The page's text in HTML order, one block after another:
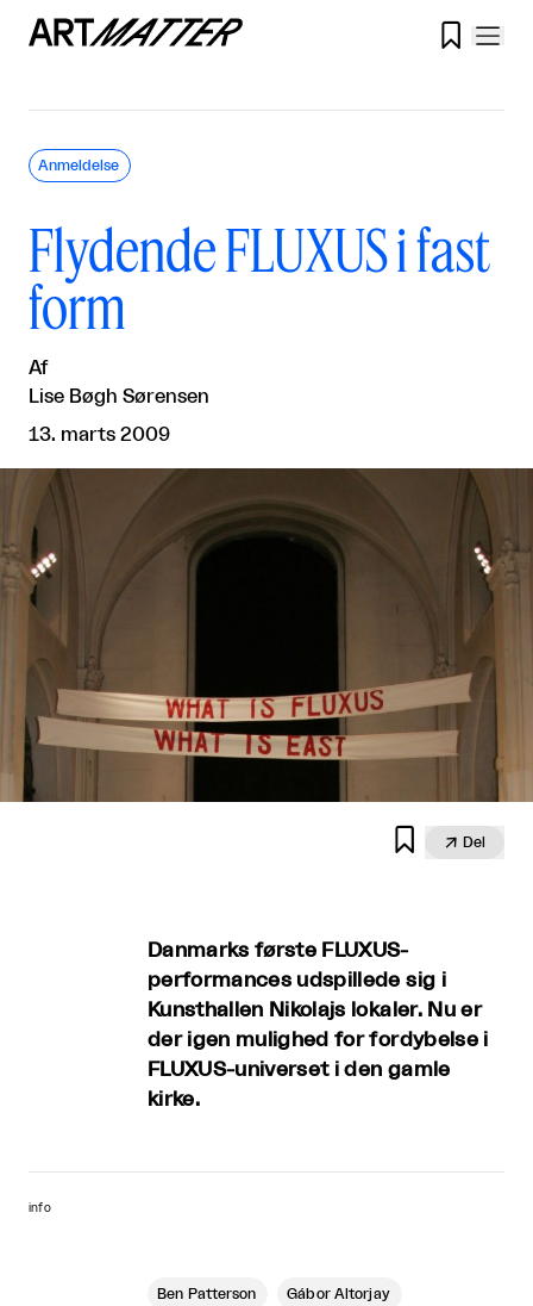

Flydende FLUXUS i fast
form
Af
Lise Bøgh Sørensen
13. marts 2009
Anmeldelse
  Del
Danmarks første FLUXUS-
performances udspillede sig i
Kunsthallen Nikolajs lokaler. Nu er
der igen mulighed for fordybelse i
FLUXUS-universet i den gamle
kirke.
info
Ben Patterson Gábor Altorjay